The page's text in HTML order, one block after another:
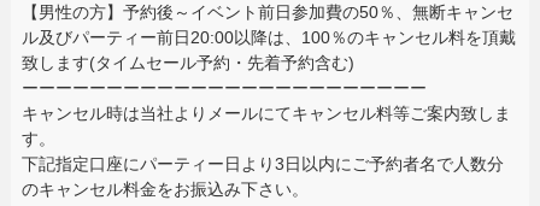
【男性の方】予約後～イベント前日参加費の50％、無断キャンセ
ル及びパーティー前日20:00以降は、100％のキャンセル料を頂戴
致します(タイムセール予約・先着予約含む)
ーーーーーーーーーーーーーーーーーーーーーーーー
キャンセル時は当社よりメールにてキャンセル料等ご案内致しま
す。
下記指定口座にパーティー日より3日以内にご予約者名で人数分
のキャンセル料金をお振込み下さい。